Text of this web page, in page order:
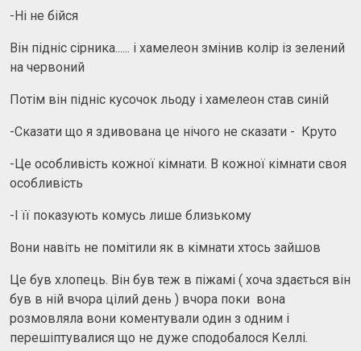
-Ні не бійся
Він підніс сірника...... і хамелеон змінив колір із зелений
на червоний
Потім він підніс кусочок льоду і хамелеон став синій
-Сказати що я здивована це нічого не сказати - Круто
-Це особливість кожної кімнати. В кожної кімнати своя
особливість
-І її показують комусь лише близькому
Вони навіть не помітили як в кімнати хтось зайшов
Це був хлопець. Він був теж в піжамі ( хоча здається він
був в ній вчора цілий день ) вчора поки вона
розмовляла вони коментували один з одним і
перешіптувалися що не дуже сподобалося Келлі.